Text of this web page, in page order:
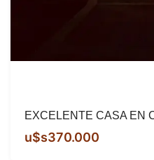
EXCELENTE CASA EN
u$s370.000